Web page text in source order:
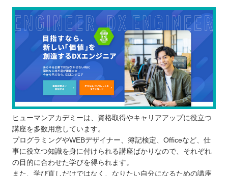
ヒューマンアカデミーは、資格取得やキャリアアップに役立つ
講座を多数用意しています。
プログラミングやWEBデザイナー、簿記検定、Officeなど、仕
事に役立つ知識を身に付けられる講座ばかりなので、それぞれ
の目的に合わせた学びを得られます。
また、学び直しだけではなく、なりたい自分になるための講座